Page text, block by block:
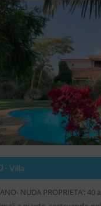
- Villa
NUDA PROPRIETA’: 40